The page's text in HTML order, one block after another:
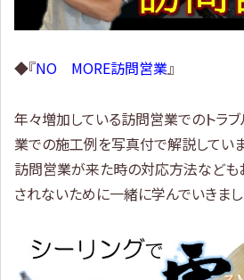
◆『NO MORE訪問営業』
年々増加している訪問営業でのトラ
業での施工例を写真付で解説していま
訪問営業が来た時の対応方法なども
されないために一緒に学んでいきまし